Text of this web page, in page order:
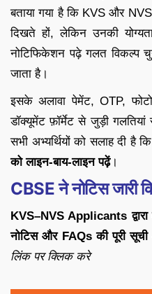
बताया गया है कि KVS और
दिखते हों, लेकिन उनकी
नोटिफिकेशन पढ़े गलत विकल्प
जाता है।
इसके अलावा पेमेंट, OTP,
डॉक्यूमेंट फ़ॉर्मेट से जुड़ी
सभी अभ्यर्थियों को सलाह दी
को लाइन-बाय-लाइन पढ़ें।
CBSE ने नोटिस जारी
KVS–NVS Applicants द्वारा
नोटिस और FAQs की पूरी सूची
लिंक पर क्लिक करे